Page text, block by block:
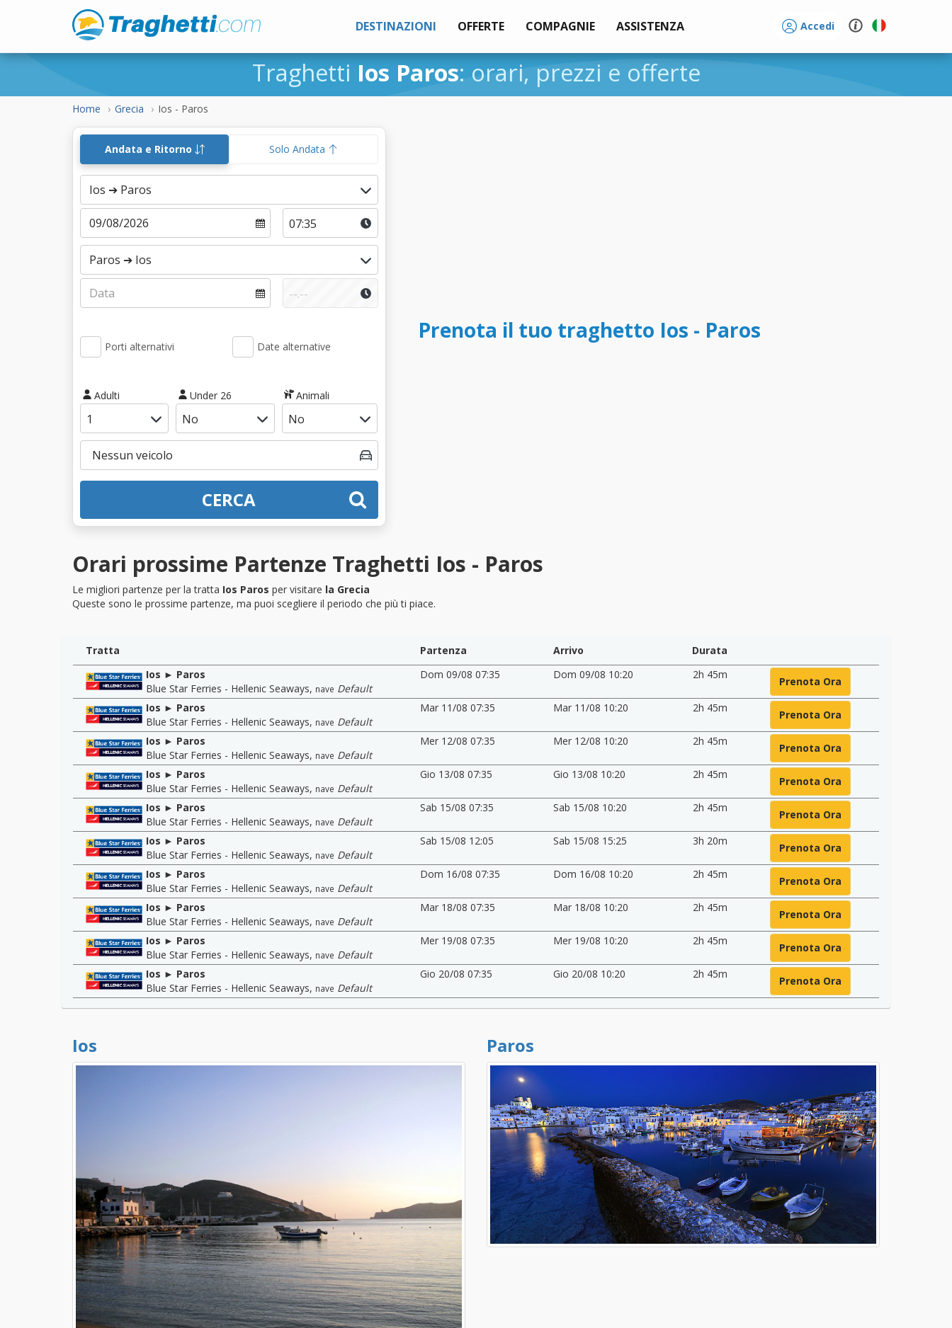
DESTINAZIONI OFFERTE COMPAGNIE ASSISTENZA Accedi
Traghetti Ios Paros: orari, prezzi e offerte
Home Grecia Ios - Paros
Andata e Ritorno Solo Andata
Porti alternativi Date alternative
Adulti Under 26 Animali
CERCA
Prenota il tuo traghetto Ios - Paros
Orari prossime Partenze Traghetti Ios - Paros
Le migliori partenze per la tratta Ios Paros per visitare la Grecia
Queste sono le prossime partenze, ma puoi scegliere il periodo che più ti piace.
Tratta Partenza Arrivo
Durata
Ios ► Paros
Blue Star Ferries - Hellenic Seaways, nave Default
Dom 09/08 07:35 Dom 09/08 10:20 2h 45m
Prenota Ora
Ios ► Paros
Blue Star Ferries - Hellenic Seaways, nave Default
Mar 11/08 07:35 Mar 11/08 10:20 2h 45m
Prenota Ora
Ios ► Paros
Blue Star Ferries - Hellenic Seaways, nave Default
Mer 12/08 07:35 Mer 12/08 10:20 2h 45m
Prenota Ora
Ios ► Paros
Blue Star Ferries - Hellenic Seaways, nave Default
Gio 13/08 07:35 Gio 13/08 10:20 2h 45m
Prenota Ora
Ios ► Paros
Blue Star Ferries - Hellenic Seaways, nave Default
Sab 15/08 07:35 Sab 15/08 10:20 2h 45m
Prenota Ora
Ios ► Paros
Blue Star Ferries - Hellenic Seaways, nave Default
Sab 15/08 12:05 Sab 15/08 15:25 3h 20m
Prenota Ora
Ios ► Paros
Blue Star Ferries - Hellenic Seaways, nave Default
Dom 16/08 07:35 Dom 16/08 10:20 2h 45m
Prenota Ora
Ios ► Paros
Blue Star Ferries - Hellenic Seaways, nave Default
Mar 18/08 07:35 Mar 18/08 10:20 2h 45m
Prenota Ora
Ios ► Paros
Blue Star Ferries - Hellenic Seaways, nave Default
Mer 19/08 07:35 Mer 19/08 10:20 2h 45m
Prenota Ora
Ios ► Paros
Blue Star Ferries - Hellenic Seaways, nave Default
Gio 20/08 07:35 Gio 20/08 10:20 2h 45m
Prenota Ora
Ios Paros